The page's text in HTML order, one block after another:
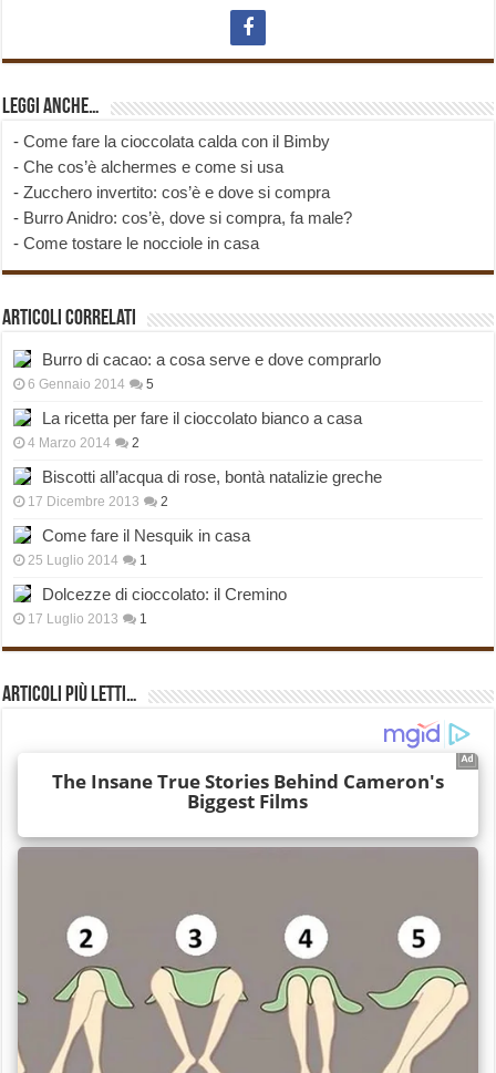
Leggi anche…
-Come fare la cioccolata calda con il Bimby
-Che cos’è alchermes e come si usa
-Zucchero invertito: cos’è e dove si compra
- Burro Anidro: cos’è, dove si compra, fa male?
-Come tostare le nocciole in casa
Articoli correlati
Burro di cacao: a cosa serve e dove comprarlo
6 Gennaio 2014 5
La ricetta per fare il cioccolato bianco a casa
4 Marzo 2014 2
Biscotti all’acqua di rose, bontà natalizie greche
17 Dicembre 2013 2
Come fare il Nesquik in casa
25 Luglio 2014 1
Dolcezze di cioccolato: il Cremino
17 Luglio 2013 1
Articoli più Letti…